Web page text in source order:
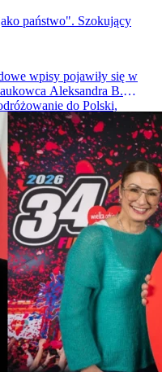
państwo". Szokujący
wpisy pojawiły się w
Aleksandra B.
do Polski,
a media donoszą, że